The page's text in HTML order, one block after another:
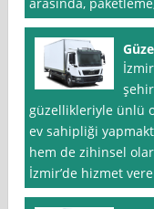
güzellikleriyle ünlü
ev sahipliği
hem de zihinsel
İzmir’de hizmet